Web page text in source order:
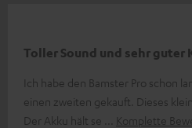
Toller Sound und sehr guter
Ich habe den Bamster Pro schon
einen zweiten gekauft. Dieses
Der Akku hält se
Komplette